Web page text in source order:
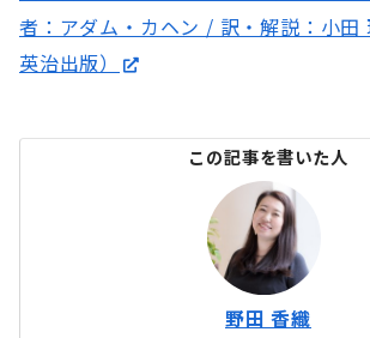
者：アダム・カヘン / 訳・解説：小
英治出版）
この記事を書いた人
野田 香織